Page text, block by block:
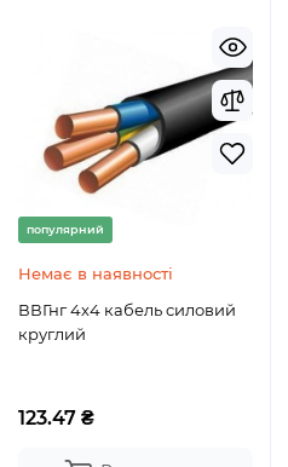
популярний
Немає в наявності
ВВГнг 4х4 кабель силовий
круглий
123.47 ₴